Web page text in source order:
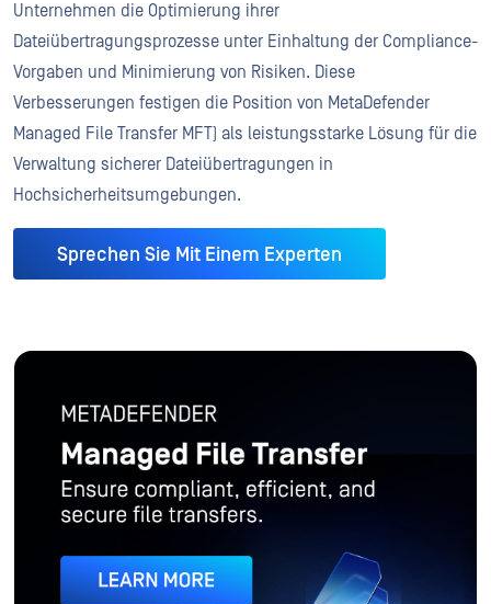
Unternehmen die Optimierung ihrer
Dateiübertragungsprozesse unter Einhaltung der Compliance-
Vorgaben und Minimierung von Risiken. Diese
Verbesserungen festigen die Position von MetaDefender
Managed File Transfer MFT) als leistungsstarke Lösung für die
Verwaltung sicherer Dateiübertragungen in
Hochsicherheitsumgebungen.
Sprechen Sie Mit Einem Experten
METADEFENDER
Gewährleisten Sie rechtskonforme, effiziente und sichere
Mehr Erfahren